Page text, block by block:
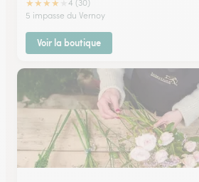
★★★★
4 (30)
5 impasse du Vernoy
Voir la boutique